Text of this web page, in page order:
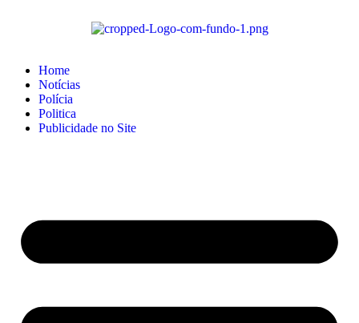
Home
Notícias
Polícia
Politica
Publicidade no Site